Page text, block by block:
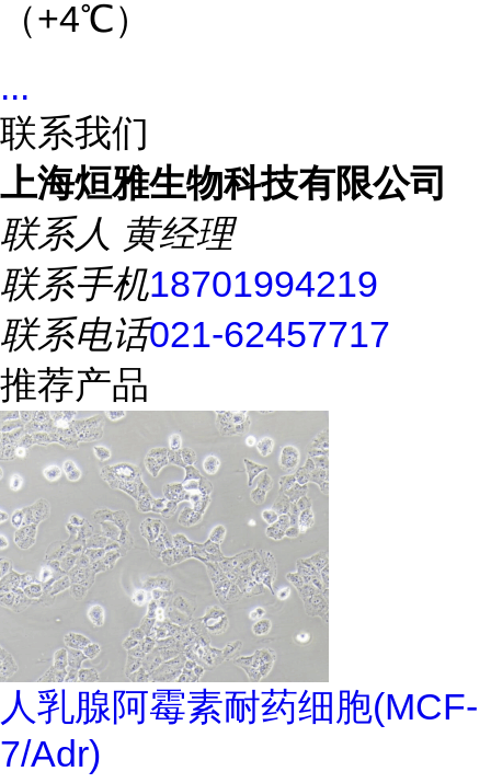
（+4℃）
...
联系我们
上海烜雅生物科技有限公司
联系人 黄经理
联系手机18701994219
联系电话021-62457717
推荐产品
人乳腺阿霉素耐药细胞(MCF-
7/Adr)